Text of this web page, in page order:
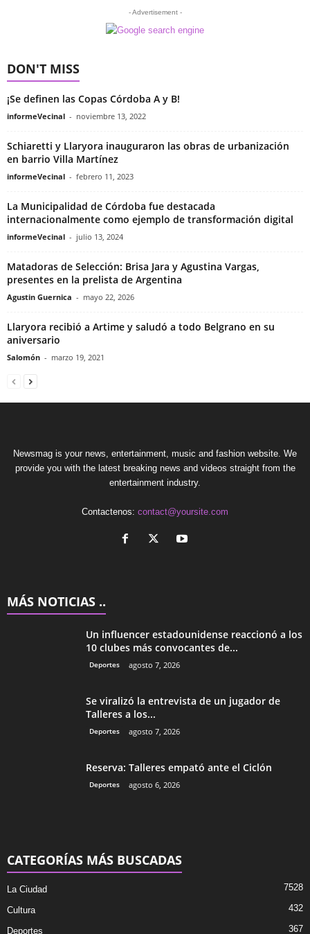
- Advertisement -
DON'T MISS
¡Se definen las Copas Córdoba A y B!
informeVecinal - noviembre 13, 2022
Schiaretti y Llaryora inauguraron las obras de urbanización
en barrio Villa Martínez
informeVecinal - febrero 11, 2023
La Municipalidad de Córdoba fue destacada
internacionalmente como ejemplo de transformación digital
informeVecinal - julio 13, 2024
Matadoras de Selección: Brisa Jara y Agustina Vargas,
presentes en la prelista de Argentina
Agustin Guernica - mayo 22, 2026
Llaryora recibió a Artime y saludó a todo Belgrano en su
aniversario
Salomón - marzo 19, 2021
Newsmag is your news, entertainment, music and fashion website. We
provide you with the latest breaking news and videos straight from the
entertainment industry.
Contactenos: contact@yoursite.com
MÁS NOTICIAS ..
Un influencer estadounidense reaccionó a los
10 clubes más convocantes de...
Deportes agosto 7, 2026
Se viralizó la entrevista de un jugador de
Talleres a los...
Deportes agosto 7, 2026
Reserva: Talleres empató ante el Ciclón
Deportes agosto 6, 2026
CATEGORÍAS MÁS BUSCADAS
La Ciudad 7528
Cultura 432
Deportes 367